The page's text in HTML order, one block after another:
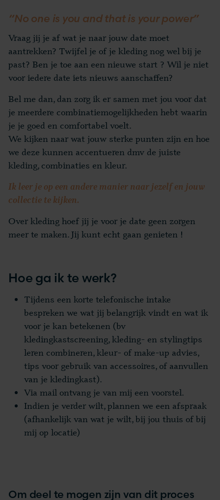
“No one is you and that is your power”
Vraag jij je af wat je naar jouw date moet
aantrekken? Twijfel je of je kleding nog wel bij je
past? Ben je toe aan een nieuwe start ? Wil je niet
voor iedere date iets nieuws aanschaffen?
Bel me dan, dan zorg ik er samen met jou voor dat
je meerdere combinatiemogelijkheden hebt waarin
je je goed en comfortabel voelt.
We kijken naar wat jouw sterke punten zijn en hoe
we deze kunnen accentueren dmv de juiste
kleding, combinaties en kleur.
Ik leer je op een andere manier naar jezelf en jouw
collectie te kijken.
Over kleding hoef jij je voor je date geen zorgen
meer te maken. Jij kunt echt gaan genieten !
Hoe ga ik te werk?
Tijdens een korte telefonische intake
bespreken we wat jij belangrijk vindt en wat ik
voor je kan betekenen (bv
kledingkastscreening, kleding- en stylingtips
leren combineren, kleur- of make-up advies,
tips voor gebruik van accessoires, of aanvullen
van je kledingkast).
Via mail ontvang je van mij een voorstel.
Indien je verder wilt, plannen we een afspraak
(afhankelijk van wat je wilt, bij jou thuis of bij
mij op locatie)
Om deel te mogen zijn van dit proces